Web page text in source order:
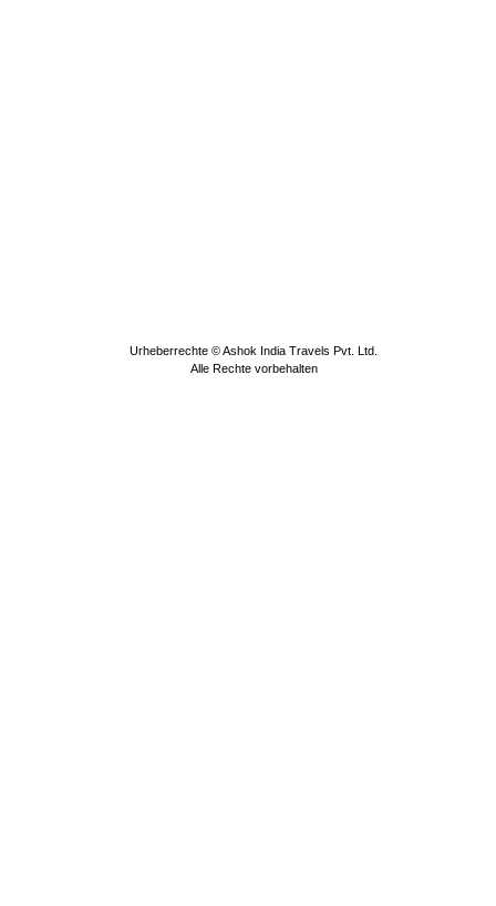
Urheberrechte © Ashok India Travels Pvt. Ltd.
Alle Rechte vorbehalten